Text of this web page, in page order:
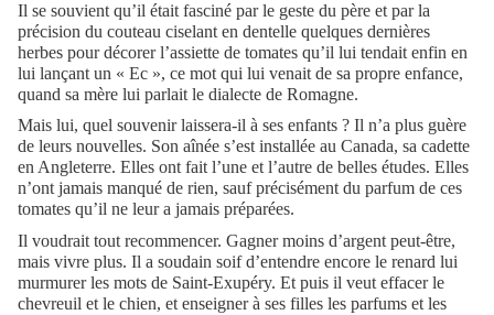
Il se souvient qu’il était fasciné par le geste du père et par la
précision du couteau ciselant en dentelle quelques dernières
herbes pour décorer l’assiette de tomates qu’il lui tendait enfin en
lui lançant un « Ec », ce mot qui lui venait de sa propre enfance,
quand sa mère lui parlait le dialecte de Romagne.
Mais lui, quel souvenir laissera-il à ses enfants ? Il n’a plus guère
de leurs nouvelles. Son aînée s’est installée au Canada, sa cadette
en Angleterre. Elles ont fait l’une et l’autre de belles études. Elles
n’ont jamais manqué de rien, sauf précisément du parfum de ces
tomates qu’il ne leur a jamais préparées.
Il voudrait tout recommencer. Gagner moins d’argent peut-être,
mais vivre plus. Il a soudain soif d’entendre encore le renard lui
murmurer les mots de Saint-Exupéry. Et puis il veut effacer le
chevreuil et le chien, et enseigner à ses filles les parfums et les